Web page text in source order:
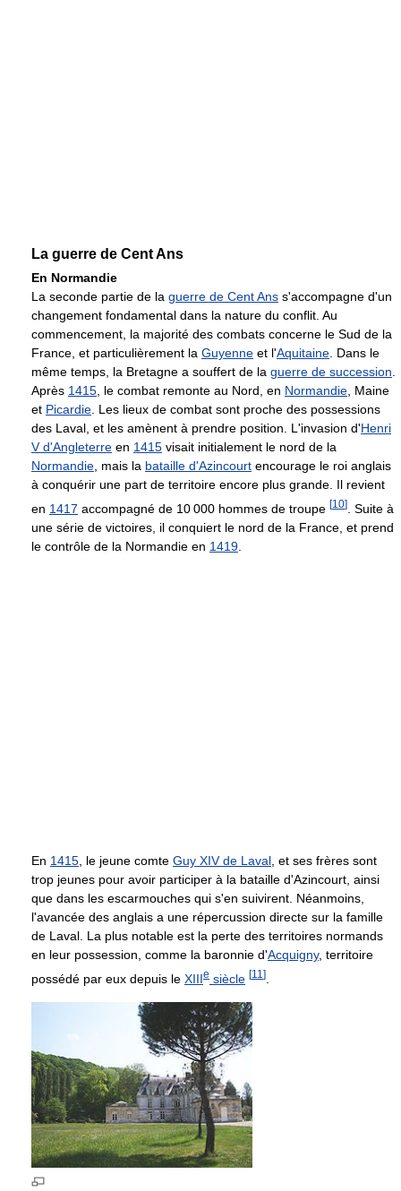
La guerre de Cent Ans
En Normandie
La seconde partie de la guerre de Cent Ans s'accompagne d'un
changement fondamental dans la nature du conflit. Au
commencement, la majorité des combats concerne le Sud de la
France, et particulièrement la Guyenne et l'Aquitaine. Dans le
même temps, la Bretagne a souffert de la guerre de succession.
Après 1415, le combat remonte au Nord, en Normandie, Maine
et Picardie. Les lieux de combat sont proche des possessions
des Laval, et les amènent à prendre position. L'invasion d'Henri
V d'Angleterre en 1415 visait initialement le nord de la
Normandie, mais la bataille d'Azincourt encourage le roi anglais
à conquérir une part de territoire encore plus grande. Il revient
en 1417 accompagné de 10 000 hommes de troupe [10]
. Suite à
une série de victoires, il conquiert le nord de la France, et prend
le contrôle de la Normandie en 1419
En 1415 , le jeune comte Guy XIV de Laval , et ses frères sont
trop jeunes pour avoir participer à la bataille d'Azincourt, ainsi
que dans les escarmouches qui s'en suivirent. Néanmoins,
l'avancée des anglais a une répercussion directe sur la famille
de Laval. La plus notable est la perte des territoires normands
en leur possession, comme la baronnie d'Acquigny, territoire
possédé par eux depuis le XIIIe siècle [11 ]